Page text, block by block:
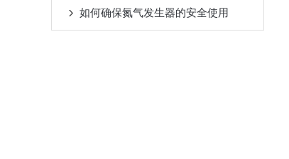
如何确保氮气发生器的安全使用